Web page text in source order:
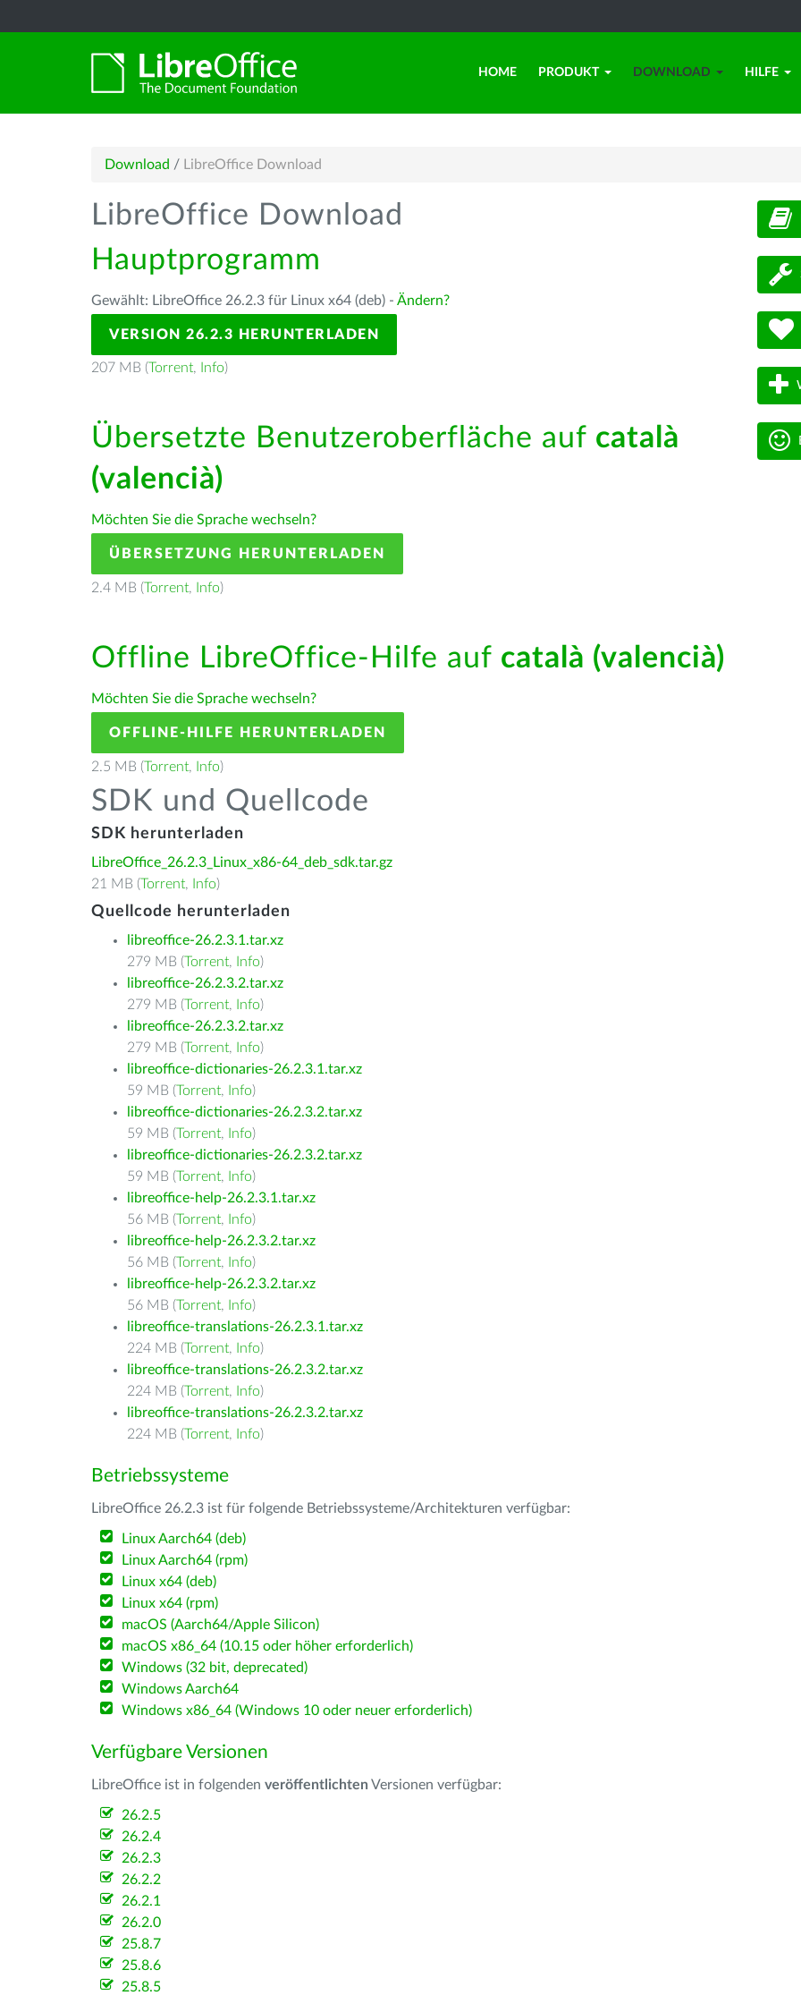
HOME PRODUKT DOWNLOAD HILFE
Download / LibreOffice Download
LibreOffice Download
Hauptprogramm
Gewählt: LibreOffice 26.2.3 für Linux x64 (deb) - Ändern?
VERSION 26.2.3 HERUNTERLADEN
207 MB (Torrent, Info)
Übersetzte Benutzeroberfläche auf català
(valencià)
Möchten Sie die Sprache wechseln?
ÜBERSETZUNG HERUNTERLADEN
2.4 MB (Torrent, Info)
Offline LibreOffice-Hilfe auf català (valencià)
Möchten Sie die Sprache wechseln?
OFFLINE-HILFE HERUNTERLADEN
2.5 MB (Torrent, Info)
SDK und Quellcode
SDK herunterladen
LibreOffice_26.2.3_Linux_x86-64_deb_sdk.tar.gz
21 MB (Torrent, Info)
Quellcode herunterladen
libreoffice-26.2.3.1.tar.xz
279 MB (Torrent, Info)
libreoffice-26.2.3.2.tar.xz
279 MB (Torrent, Info)
libreoffice-26.2.3.2.tar.xz
279 MB (Torrent, Info)
libreoffice-dictionaries-26.2.3.1.tar.xz
59 MB (Torrent, Info)
libreoffice-dictionaries-26.2.3.2.tar.xz
59 MB (Torrent, Info)
libreoffice-dictionaries-26.2.3.2.tar.xz
59 MB (Torrent, Info)
libreoffice-help-26.2.3.1.tar.xz
56 MB (Torrent, Info)
libreoffice-help-26.2.3.2.tar.xz
56 MB (Torrent, Info)
libreoffice-help-26.2.3.2.tar.xz
56 MB (Torrent, Info)
libreoffice-translations-26.2.3.1.tar.xz
224 MB (Torrent, Info)
libreoffice-translations-26.2.3.2.tar.xz
224 MB (Torrent, Info)
libreoffice-translations-26.2.3.2.tar.xz
224 MB (Torrent, Info)
Betriebssysteme
LibreOffice 26.2.3 ist für folgende Betriebssysteme/Architekturen verfügbar:
Linux Aarch64 (deb)
Linux Aarch64 (rpm)
Linux x64 (deb)
Linux x64 (rpm)
macOS (Aarch64/Apple Silicon)
macOS x86_64 (10.15 oder höher erforderlich)
Windows (32 bit, deprecated)
Windows Aarch64
Windows x86_64 (Windows 10 oder neuer erforderlich)
Verfügbare Versionen
LibreOffice ist in folgenden veröffentlichten Versionen verfügbar:
26.2.5
26.2.4
26.2.3
26.2.2
26.2.1
26.2.0
25.8.7
25.8.6
25.8.5